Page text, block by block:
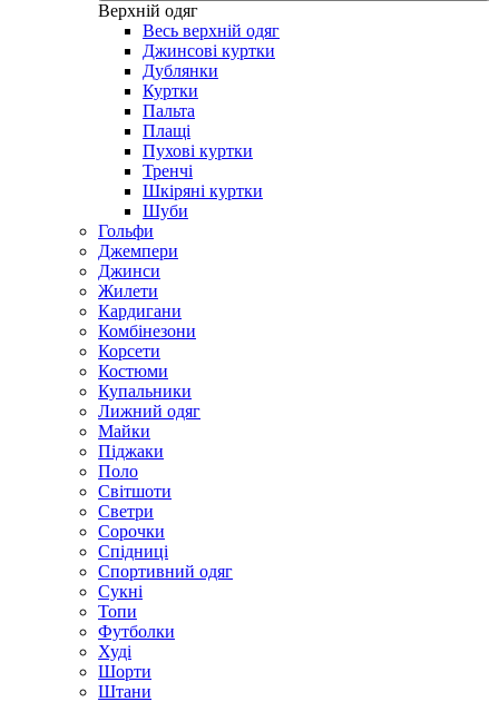
Верхній одяг
Весь верхній одяг
Джинсові куртки
Дублянки
Куртки
Пальта
Плащі
Пухові куртки
Тренчі
Шкіряні куртки
Шуби
Гольфи
Джемпери
Джинси
Жилети
Кардигани
Комбінезони
Корсети
Костюми
Купальники
Лижний одяг
Майки
Піджаки
Поло
Світшоти
Светри
Сорочки
Спідниці
Спортивний одяг
Сукні
Топи
Футболки
Худі
Шорти
Штани